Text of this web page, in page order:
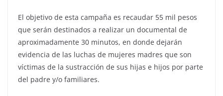
El objetivo de esta campaña es recaudar 55 mil pesos
que serán destinados a realizar un documental de
aproximadamente 30 minutos, en donde dejarán
evidencia de las luchas de mujeres madres que son
víctimas de la sustracción de sus hijas e hijos por parte
del padre y/o familiares.